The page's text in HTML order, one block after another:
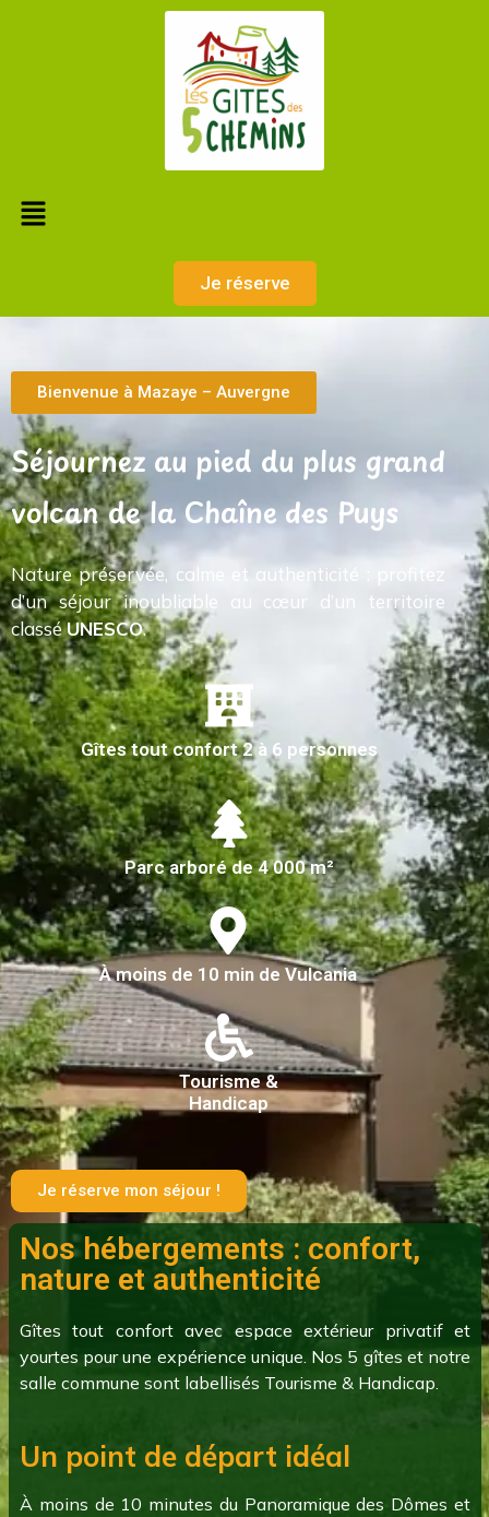
Je réserve
Bienvenue à Mazaye – Auvergne
Séjournez au pied du plus grand
volcan de la Chaîne des Puys
Nature préservée, calme et authenticité : profitez
d’un séjour inoubliable au cœur d’un territoire
classéUNESCO.
Gîtes tout confort 2 à 6 personnes
Parc arboré de 4 000 m²
À moins de 10 min de Vulcania
Tourisme &
Handicap
Je réserve mon séjour !
Nos hébergements : confort,
nature et authenticité
Gîtes tout confort avec espace extérieur privatif et
yourtes pour une expérience unique. Nos 5 gîtes et notre
salle commune sont labellisés Tourisme & Handicap.
Un point de départ idéal
À moins de 10 minutes du Panoramique des Dômes et